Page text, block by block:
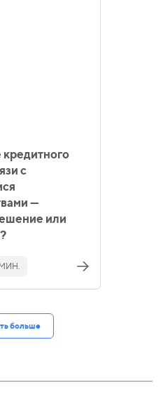
с
—
или
больше